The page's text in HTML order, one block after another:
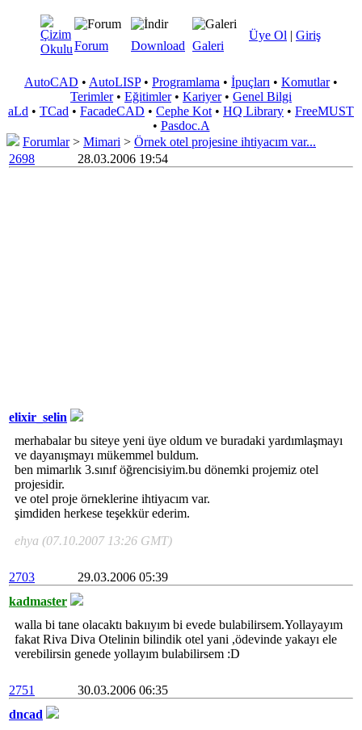
Üye Ol | Giriş
Forum Download Galeri
AutoCAD • AutoLISP• Programlama • İpuçları • Komutlar•
Terimler• Eğitimler• Kariyer• Genel Bilgi
aLd • TCad • FacadeCAD • Cephe Kot • HQ Library • FreeMUST
• Pasdoc.A
Forumlar> Mimari > Örnek otel projesine ihtiyacım var...
2698
28.03.2006 19:54
elixir_selin
merhabalar bu siteye yeni üye oldum ve buradaki yardımlaşmayı
ve dayanışmayı mükemmel buldum.
ben mimarlık 3.sınıf öğrencisiyim.bu dönemki projemiz otel
projesidir.
ve otel proje örneklerine ihtiyacım var.
şimdiden herkese teşekkür ederim.
ehya (07.10.2007 13:26 GMT)
2703
29.03.2006 05:39
kadmaster
walla bi tane olacaktı bakııyım bi evede bulabilirsem.Yollayayım
fakat Riva Diva Otelinin bilindik otel yani ,ödevinde yakayı ele
verebilirsin genede yollayım bulabilirsem :D
2751
30.03.2006 06:35
dncad